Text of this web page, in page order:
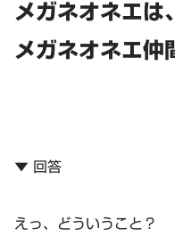
メガネオネエは
メガネオネエ仲
▼ 回答
えっ、どういうこと？